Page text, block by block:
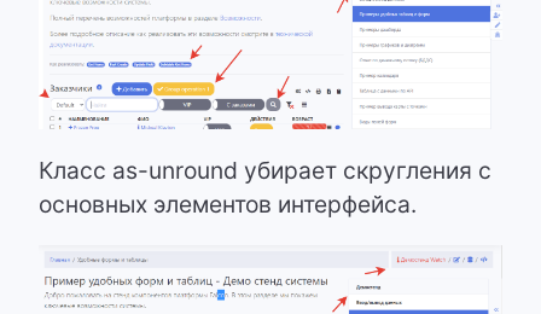
Класс as-unround убирает скругления с
основных элементов интерфейса.